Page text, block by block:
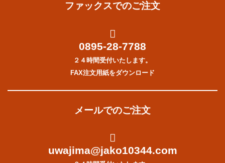
ファックスでのご注文
0895-28-7788
２４時間受付いたします。
FAX注文用紙をダウンロード
メールでのご注文
uwajima@jako10344.com